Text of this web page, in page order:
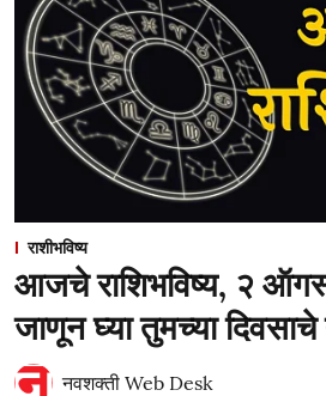
राशीभविष्य
आजचे राशिभविष्य, २
जाणून घ्या तुमच्या
नवशक्ती Web Desk